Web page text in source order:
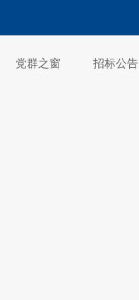
党群之窗 招标公告